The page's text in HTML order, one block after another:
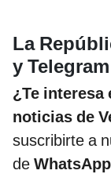
La
y Telegram
¿Te
noticias de
suscribirte a
de